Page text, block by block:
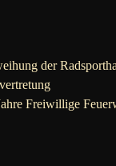
der
Freiwillige